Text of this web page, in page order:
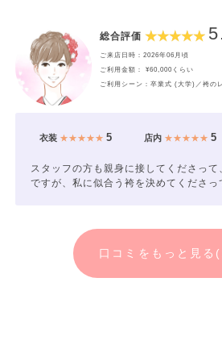
総合評価
ご来店日時：2026年06月頃
ご利用金額： ¥60,000くらい
ご利用シーン：卒業式 (大学)／袴の
衣装★★★★★ 5 店内★★★★★ 5
スタッフの方も親身に接してくださっ
ですが、私に似合う袴を決めてくださっ
口コミをもっと見る